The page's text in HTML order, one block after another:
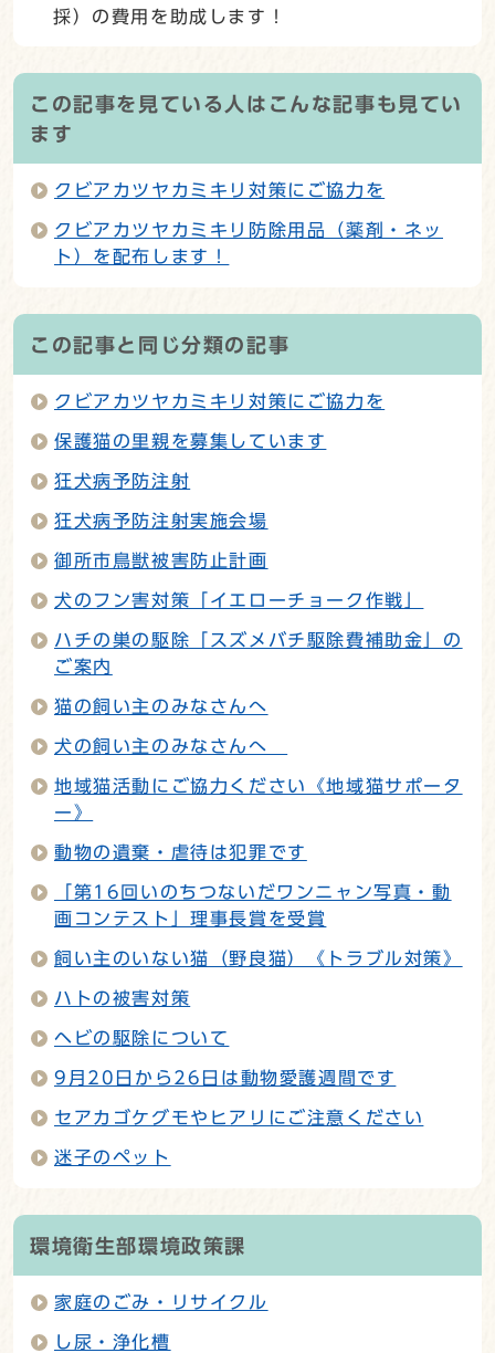
採）の費用を助成します！
この記事を見ている人はこんな記事も見てい
ます
クビアカツヤカミキリ対策にご協力を
クビアカツヤカミキリ防除用品（薬剤・ネッ
ト）を配布します！
この記事と同じ分類の記事
クビアカツヤカミキリ対策にご協力を
保護猫の里親を募集しています
狂犬病予防注射
狂犬病予防注射実施会場
御所市鳥獣被害防止計画
犬のフン害対策「イエローチョーク作戦」
ハチの巣の駆除「スズメバチ駆除費補助金」の
ご案内
猫の飼い主のみなさんへ
犬の飼い主のみなさんへ
地域猫活動にご協力ください《地域猫サポータ
ー》
動物の遺棄・虐待は犯罪です
「第16回いのちつないだワンニャン写真・動
画コンテスト」理事長賞を受賞
飼い主のいない猫（野良猫）《トラブル対策》
ハトの被害対策
ヘビの駆除について
9月20日から26日は動物愛護週間です
セアカゴケグモやヒアリにご注意ください
迷子のペット
環境衛生部環境政策課
家庭のごみ・リサイクル
し尿・浄化槽